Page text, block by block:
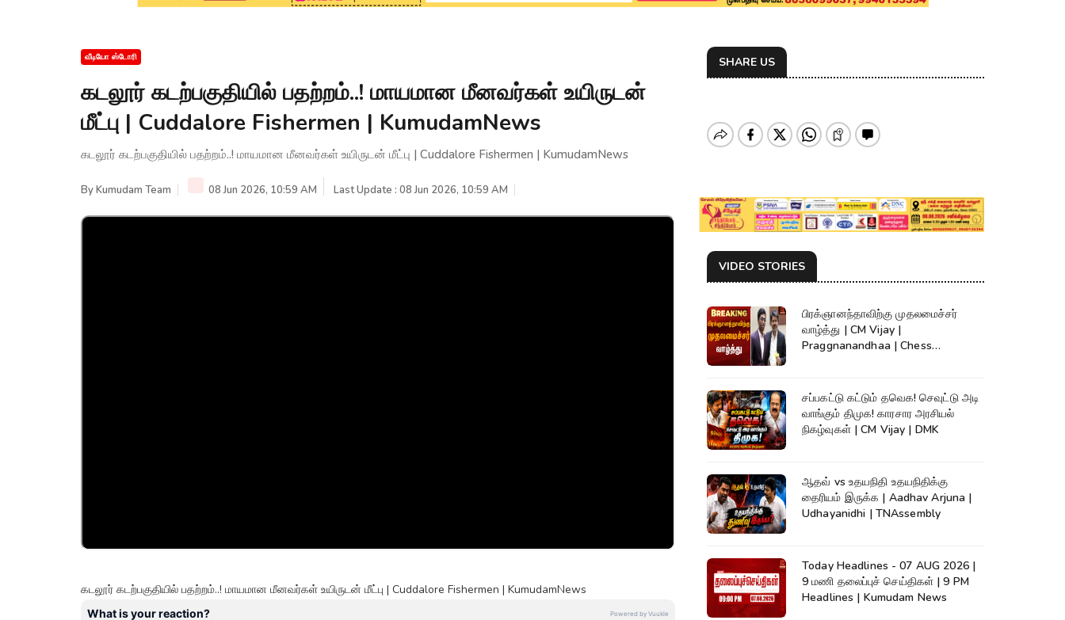
வீடியோ ஸ்டோரி
கடலூர் கடற்பகுதியில் பதற்றம்..! மாயமான மீனவர்கள் உயிருடன்
மீட்பு | Cuddalore Fishermen | KumudamNews
கடலூர் கடற்பகுதியில் பதற்றம்..! மாயமான மீனவர்கள் உயிருடன் மீட்பு | Cuddalore Fishermen | KumudamNews
ByKumudam Team 08 Jun 2026, 10:59 AM Last Update : 08 Jun 2026, 10:59 AM
கடலூர் கடற்பகுதியில் பதற்றம்..! மாயமான மீனவர்கள் உயிருடன் மீட்பு | Cuddalore Fishermen | KumudamNews
SHARE US
VIDEO STORIES
பிரக்ஞானந்தாவிற்கு முதலமைச்சர்
வாழ்த்து | CM Vijay |
Praggnanandhaa | Chess
சப்பகட்டு கட்டும் தவெக! செவுட்டு அடி
வாங்கும் திமுக! காரசார அரசியல்
நிகழ்வுகள் | CM Vijay | DMK
ஆதவ் vs உதயநிதி உதயநிதிக்கு
தைரியம் இருக்க | Aadhav Arjuna |
Udhayanidhi | TNAssembly
Today Headlines - 07 AUG 2026 |
9 மணி தலைப்புச் செய்திகள் | 9 PM
Headlines | Kumudam News